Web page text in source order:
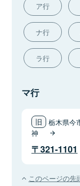
ア行
ナ行
ラ行
マ行
栃木県今
神
321-1101
このページの先